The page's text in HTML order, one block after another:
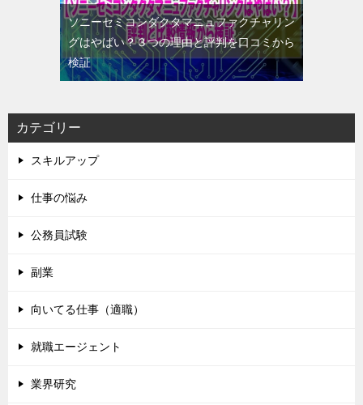
ソニーセミコンダクタマニュファクチャリン
グはやばい？３つの理由と評判を口コミから
検証
カテゴリー
スキルアップ
仕事の悩み
公務員試験
副業
向いてる仕事（適職）
就職エージェント
業界研究